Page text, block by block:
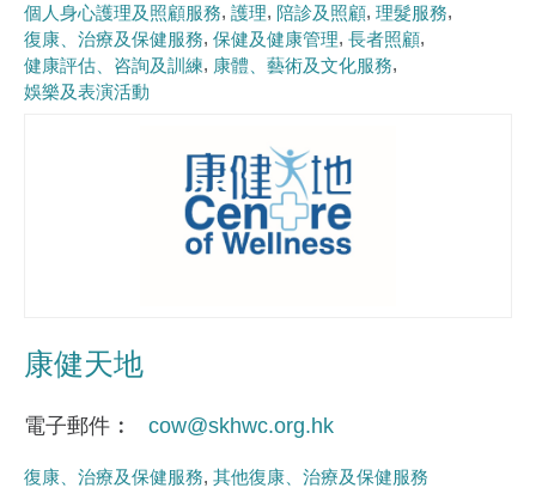
個人身心護理及照顧服務 護理 陪診及照顧 理髮服務
復康、治療及保健服務 保健及健康管理 長者照顧
健康評估、咨詢及訓練
康體、藝術及文化服務
娛樂及表演活動
康健天地
電子郵件 cow@skhwc.org.hk
復康、治療及保健服務 其他復康、治療及保健服務